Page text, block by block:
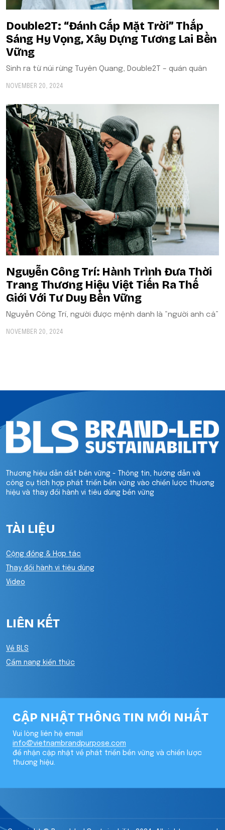
Double2T: “Đánh Cắp Mặt Trời” Thắp
Sáng Hy Vọng, Xây Dựng Tương Lai Bền
Vững
Sinh ra từ núi rừng Tuyên Quang, Double2T – quán quân
NOVEMBER 20, 2024
Nguyễn Công Trí: Hành Trình Đưa Thời
Trang Thương Hiệu Việt Tiến Ra Thế
Giới Với Tư Duy Bền Vững
Nguyễn Công Trí, người được mệnh danh là “người anh cả”
NOVEMBER 20, 2024
Thương hiệu dẫn dắt bền vững - Thông tin, hướng dẫn và
công cụ tích hợp phát triển bền vững vào chiến lược thương
hiệu và thay đổi hành vi tiêu dùng bền vững
TÀI LIỆU
Cộng đồng & Hợp tác
Thay đổi hành vi tiêu dùng
Video
LIÊN KẾT
Về BLS
Cẩm nang kiến thức
CẬP NHẬT THÔNG TIN MỚI NHẤT
Vui lòng liên hệ email
info@vietnambrandpurpose.com
để nhận cập nhật về phát triển bền vững và chiến lược
thương hiệu.